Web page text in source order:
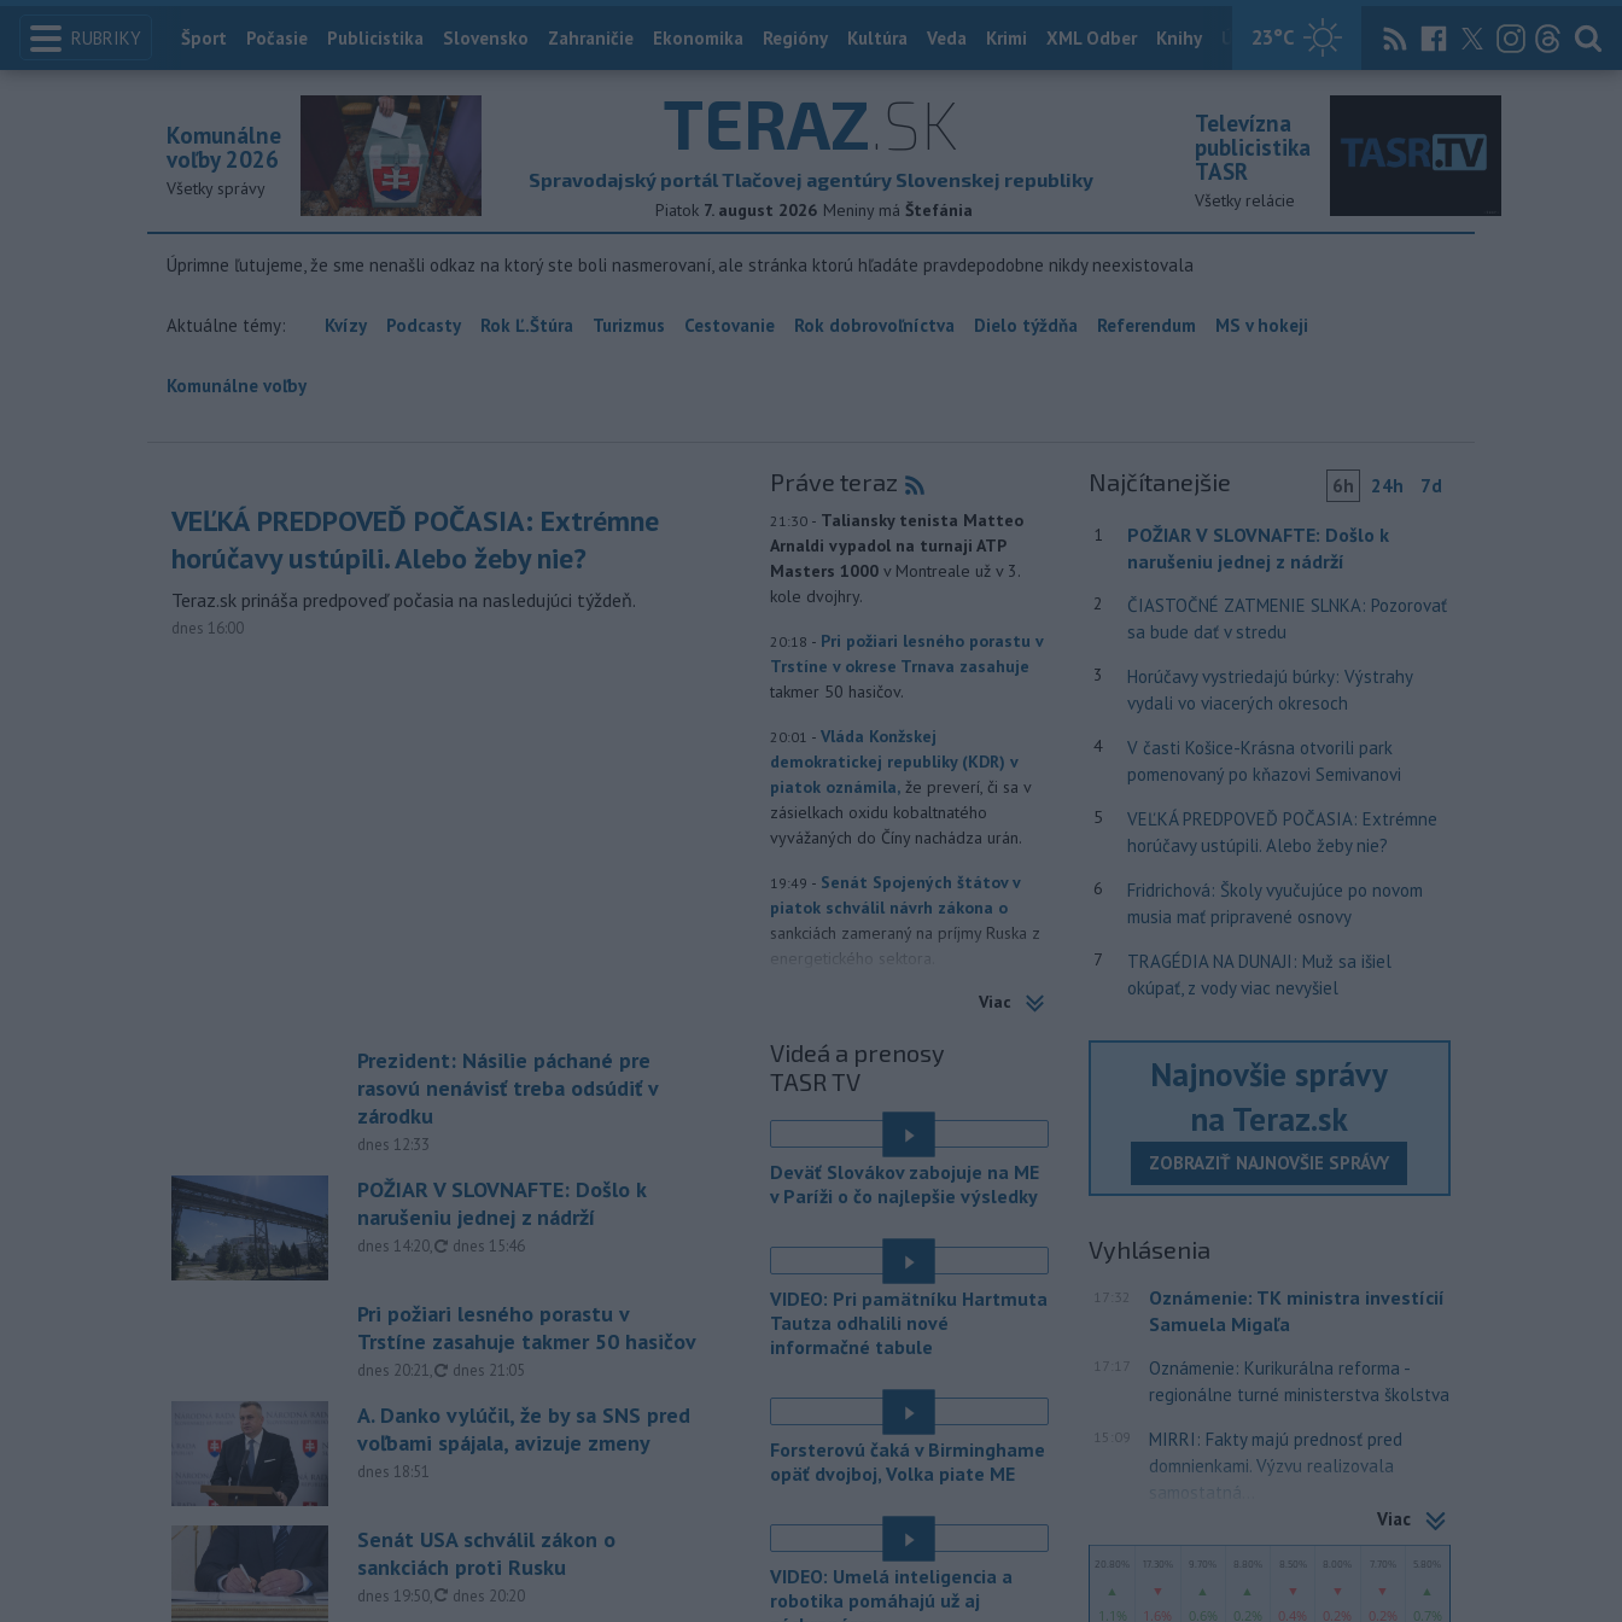
RUBRIKY 23°C
Index
Šport Počasie Publicistika Slovensko Zahraničie Ekonomika Regióny Kultúra Veda Krimi XML Odber Knihy Útulkovo Magazín News Now Archív
TERAZ.SK
Spravodajský portál Tlačovej agentúry Slovenskej republiky
Piatok 7. august 2026 Meniny má Štefánia
Komunálne
voľby 2026
Všetky správy
Televízna
publicistika
TASR
Všetky relácie
Úprimne ľutujeme, že sme nenašli odkaz na ktorý ste boli nasmerovaní, ale stránka ktorú hľadáte pravdepodobne nikdy neexistovala
Aktuálne témy: Kvízy Podcasty Rok Ľ.Štúra Turizmus Cestovanie Rok dobrovoľníctva Dielo týždňa Referendum MS v hokeji
Komunálne voľby
VEĽKÁ PREDPOVEĎ POČASIA: Extrémne
horúčavy ustúpili. Alebo žeby nie?
Teraz.sk prináša predpoveď počasia na nasledujúci týždeň.
dnes 16:00
Prezident: Násilie páchané pre
rasovú nenávisť treba odsúdiť v
zárodku
dnes 12:33
POŽIAR V SLOVNAFTE: Došlo k
narušeniu jednej z nádrží
dnes 14:20, aktualizované
dnes 15:46
Pri požiari lesného porastu v
Trstíne zasahuje takmer 50 hasičov
dnes 20:21, aktualizované
dnes 21:05
A. Danko vylúčil, že by sa SNS pred
voľbami spájala, avizuje zmeny
dnes 18:51
Senát USA schválil zákon o
sankciách proti Rusku
dnes 19:50, aktualizované
dnes 20:20
Práve teraz
21:30 - Taliansky tenista Matteo
Arnaldi vypadol na turnaji ATP
Masters 1000 v Montreale už v 3.
kole dvojhry.
20:18 - Pri požiari lesného porastu v
Trstíne v okrese Trnava zasahuje
takmer 50 hasičov.
20:01 - Vláda Konžskej
demokratickej republiky (KDR) v
piatok oznámila, že preverí, či sa v
zásielkach oxidu kobaltnatého
vyvážaných do Číny nachádza urán.
19:49 - Senát Spojených štátov v
piatok schválil návrh zákona o
sankciách zameraný na príjmy Ruska z
energetického sektora.
Slovenská polícia prispela k
ktorý sa podarilo ukončiť
právoplatným odsúdením páchateľa v
15:21 - Piatkový požiar v
bratislavskej rafinérii Slovnaft je
pod kontrolou.Príčina jeho vzniku
TASR to potvrdil hovorca rafinérie
Anton Molnár.
15:17 - Ministerstvo kultúry (MK) SR
upraví verziu opatrenia o
pôsobnosti rezortu.
14:17 -
V bratislavskej rafinérii
Slovnaft horí uskladnený ropný
produkt.
TASR o tom informovala
rafinéria s tým, že obyvateľom nehrozí
13:50 - Jedným zo zdravotných rizík
na festivale môže byť vyššia
Viac
Videá a prenosy
TASR TV
Deväť Slovákov zabojuje na ME
v Paríži o čo najlepšie výsledky
VIDEO: Pri pamätníku Hartmuta
Tautza odhalili nové
informačné tabule
Forsterovú čaká v Birminghame
opäť dvojboj, Volka piate ME
VIDEO: Umelá inteligencia a
robotika pomáhajú už aj
Najčítanejšie 6h 24h 7d
1
POŽIAR V SLOVNAFTE: Došlo k
narušeniu jednej z nádrží
2
ČIASTOČNÉ ZATMENIE SLNKA: Pozorovať
sa bude dať v stredu
3
Horúčavy vystriedajú búrky: Výstrahy
vydali vo viacerých okresoch
4
V časti Košice-Krásna otvorili park
pomenovaný po kňazovi Semivanovi
5
VEĽKÁ PREDPOVEĎ POČASIA: Extrémne
horúčavy ustúpili. Alebo žeby nie?
6
Fridrichová: Školy vyučujúce po novom
musia mať pripravené osnovy
7
TRAGÉDIA NA DUNAJI: Muž sa išiel
okúpať, z vody viac nevyšiel
Najnovšie správy
na Teraz.sk
ZOBRAZIŤ NAJNOVŠIE SPRÁVY
Vyhlásenia
17:32
Oznámenie: TK ministra investícií
Samuela Migaľa
17:17
Oznámenie: Kurikurálna reforma -
regionálne turné ministerstva školstva
15:09
MIRRI: Fakty majú prednosť pred
domnienkami. Výzvu realizovala
samostatná...
Viac